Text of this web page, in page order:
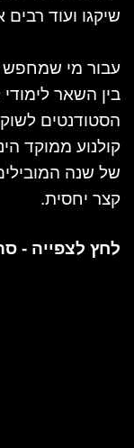
שיקגו ועוד
עבור מי שמחפש
בין השאר
הסטודנטים לשוק
קולנוע ממוקד
של שנה
קצר יחסית.
לחץ לצפייה -